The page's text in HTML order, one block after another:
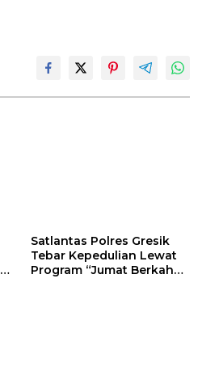
Satlantas Polres Gresik
Tebar Kepedulian Lewat
Program “Jumat Berkah